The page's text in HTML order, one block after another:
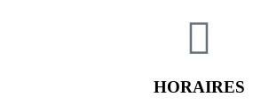
HORAIRES